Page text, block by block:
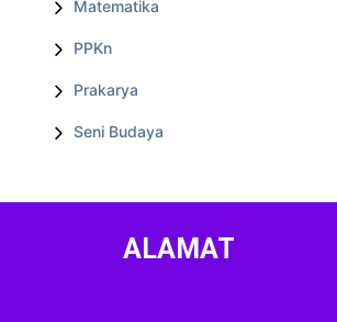
Matematika
PPKn
Prakarya
Seni Budaya
ALAMAT